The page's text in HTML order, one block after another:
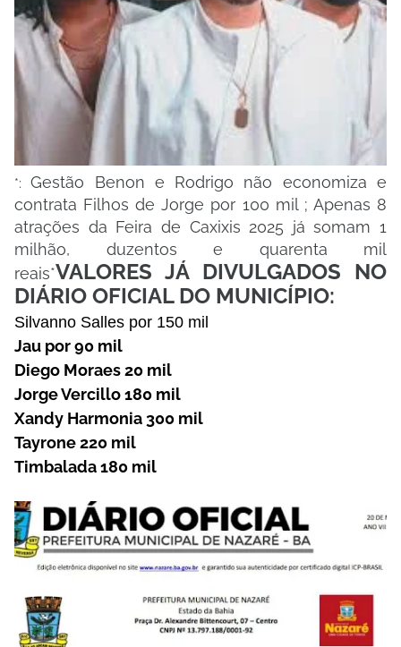
*:Gestão Benon e Rodrigo não economiza e
contrata Filhos de Jorge por 100 mil ; Apenas 8
atrações da Feira de Caxixis 2025 já somam 1
milhão, duzentos e quarenta mil
reais*VALORES JÁ DIVULGADOS NO
DIÁRIO OFICIAL DO MUNICÍPIO:
Silvanno Salles por 150 mil
Jau por 90 mil
Diego Moraes 20 mil
Jorge Vercillo 180 mil
Xandy Harmonia 300 mil
Tayrone 220 mil
Timbalada 180 mil